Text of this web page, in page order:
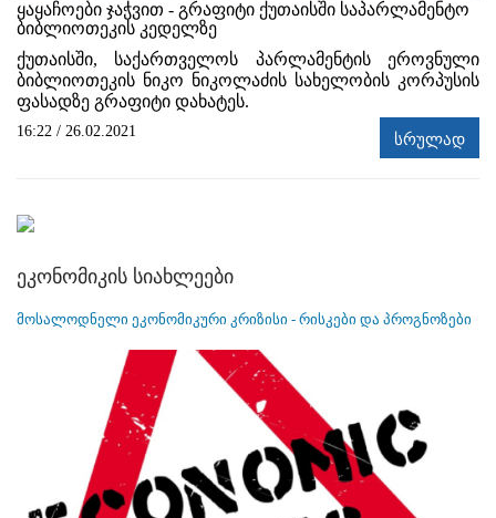
ყაყაჩოები ჯაჭვით - გრაფიტი ქუთაისში საპარლამენტო
ბიბლიოთეკის კედელზე
ქუთაისში, საქართველოს პარლამენტის ეროვნული
ბიბლიოთეკის ნიკო ნიკოლაძის სახელობის კორპუსის
ფასადზე გრაფიტი დახატეს.
16:22 / 26.02.2021 სრულად
ეკონომიკის სიახლეები
მოსალოდნელი ეკონომიკური კრიზისი - რისკები და პროგნოზები